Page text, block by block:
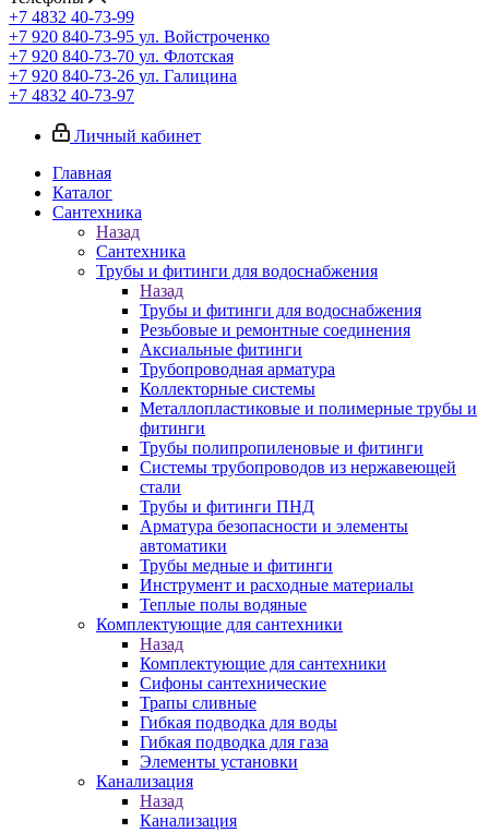
+7 4832 40-73-99
+7 920 840-73-95 ул. Войстроченко
+7 920 840-73-70 ул. Флотская
+7 920 840-73-26 ул. Галицина
+7 4832 40-73-97
Личный кабинет
Главная
Каталог
Сантехника
Назад
Сантехника
Трубы и фитинги для водоснабжения
Назад
Трубы и фитинги для водоснабжения
Резьбовые и ремонтные соединения
Аксиальные фитинги
Трубопроводная арматура
Коллекторные системы
Металлопластиковые и полимерные трубы и
фитинги
Трубы полипропиленовые и фитинги
Системы трубопроводов из нержавеющей
стали
Трубы и фитинги ПНД
Арматура безопасности и элементы
автоматики
Трубы медные и фитинги
Инструмент и расходные материалы
Теплые полы водяные
Комплектующие для сантехники
Назад
Комплектующие для сантехники
Сифоны сантехнические
Трапы сливные
Гибкая подводка для воды
Гибкая подводка для газа
Элементы установки
Канализация
Назад
Канализация